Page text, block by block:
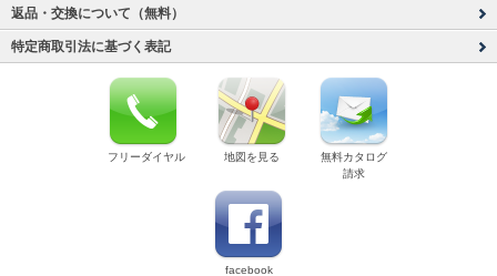
返品・交換について（無料）
特定商取引法に基づく表記
フリーダイヤル 地図を見る
無料カタログ
請求
facebook